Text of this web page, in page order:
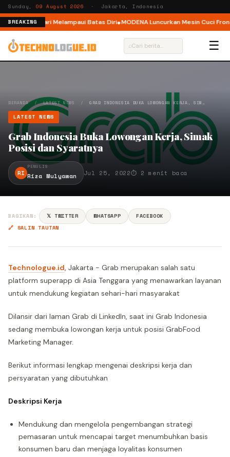
Sunday, 09 August 2026 · Jakarta, Indonesia
BREAKING
Ajak Pelari Melampaui Batas Diri MODENA Luncurkan Mesin Cuci Front
⌕ ☰
BERANDA/LATEST NEWS / GRAB INDONESIA BUKA LOWONGAN KERJA, SIM…
LATEST NEWS
Grab Indonesia Buka Lowongan Kerja, Simak
Posisi dan Syaratnya
RI
PENULIS
Riza Mulyawan Jul 25, 2022⏱ 2 menit baca
BAGIKAN: 𝕏 TWITTER WHATSAPP
FACEBOOK
🔗 SALIN TAUTAN
Technologue.id, Jakarta - Grab merupakan salah satu
platform superapp di Asia Tenggara yang menawarkan layanan
untuk mendukung kegiatan sehari-hari masyarakat
Dilansir dari laman Grab di LinkedIn, saat ini Grab Indonesia
sedang membuka lowongan kerja untuk posisi GrabFood
Marketing Manager.
Berikut informasi lengkap mengenai deskripsi kerja dan
persyaratan yang dibutuhkan
Deskripsi Kerja
Mendukung dan mengelola pengembangan strategi
pemasaran untuk mencapai target menumbuhkan basis
konsumen baru dan menjaga loyalitas konsumen